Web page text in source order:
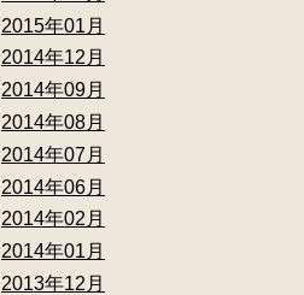
2015年01月
2014年12月
2014年09月
2014年08月
2014年07月
2014年06月
2014年02月
2014年01月
2013年12月